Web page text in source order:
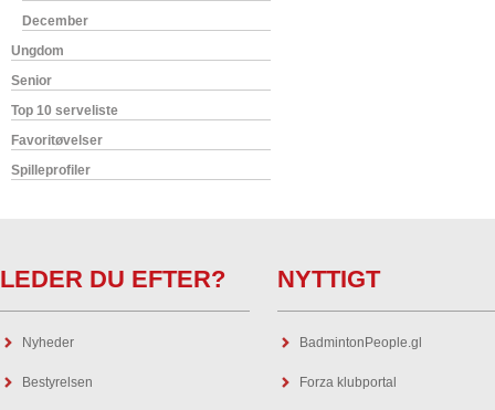
December
Ungdom
Senior
Top 10 serveliste
Favoritøvelser
Spilleprofiler
LEDER DU EFTER?
Nyheder
Bestyrelsen
NYTTIGT
BadmintonPeople.gl
Forza klubportal